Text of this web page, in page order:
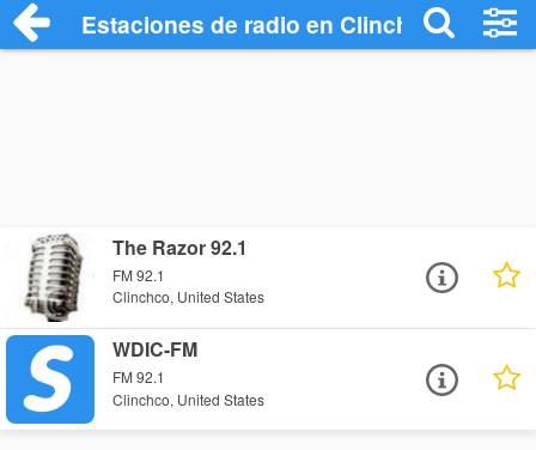
Estaciones de radio en Clinchco -
The Razor 92.1
FM 92.1
Clinchco, United States
WDIC-FM
FM 92.1
Clinchco, United States